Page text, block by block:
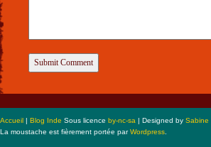
Accueil | Blog Inde Sous licence by-nc-sa | Designed by Sabine
La moustache est fièrement portée parWordpress